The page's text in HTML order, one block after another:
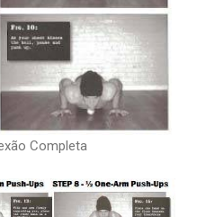
Completa